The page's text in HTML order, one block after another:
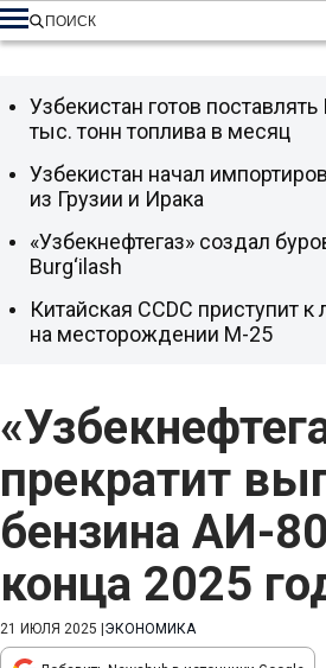
ПОИСК
прекратит
бензина АИ-
конца 2025
21 ИЮЛЯ 2025 ЭКОНОМИКА
Узбекистан готов
тыс. тонн топлива в месяц
Узбекистан начал
из Грузии и Ирака
«Узбекнефтегаз» создал
Burg‘ilash
Китайская CCDC приступит
на месторождении М-25